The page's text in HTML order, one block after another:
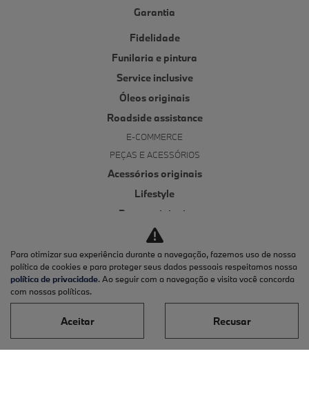
Garantia
Fidelidade
Funilaria e pintura
Service inclusive
Óleos originais
Roadside assistance
E-COMMERCE
PEÇAS E ACESSÓRIOS
Acessórios originais
Lifestyle
Pneus originais
Peças originais
CONTATO
Fale conosco
Canal de denúncias
Para otimizar sua experiência durante a navegação, fazemos uso de nossa
política de cookies e para proteger seus dados pessoais respeitamos nossa
política de privacidade. Ao seguir com a navegação e visita você concorda
com nossas políticas.
Aceitar Recusar